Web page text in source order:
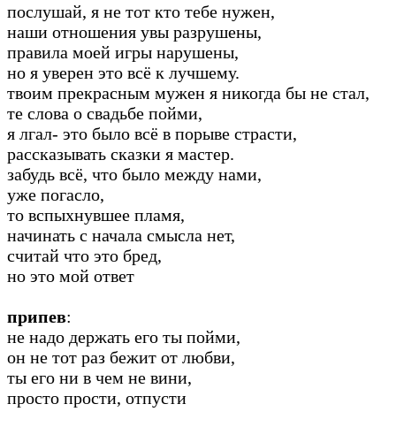
послушай, я не тот кто тебе нужен,
наши отношения увы разрушены,
правила моей игры нарушены,
но я уверен это всё к лучшему.
твоим прекрасным мужен я никогда бы не стал,
те слова о свадьбе пойми,
я лгал- это было всё в порыве страсти,
рассказывать сказки я мастер.
забудь всё, что было между нами,
уже погасло,
то вспыхнувшее пламя,
начинать с начала смысла нет,
считай что это бред,
но это мой ответ
припев:
не надо держать его ты пойми,
он не тот раз бежит от любви,
ты его ни в чем не вини,
просто прости, отпусти